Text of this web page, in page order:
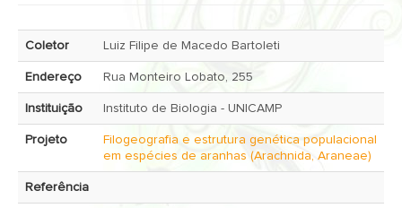
Coletor Luiz Filipe de Macedo Bartoleti
Endereço Rua Monteiro Lobato, 255
Instituição Instituto de Biologia - UNICAMP
Projeto
Filogeografia e estrutura genética populacional
em espécies de aranhas (Arachnida, Araneae)
Referência